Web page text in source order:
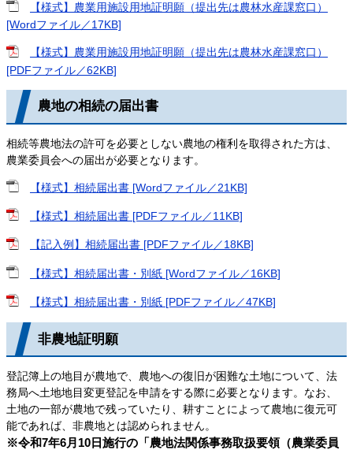
【様式】農業用施設用地証明願（提出先は農林水産課窓口）
[Wordファイル／17KB]
【様式】農業用施設用地証明願（提出先は農林水産課窓口）
[PDFファイル／62KB]
農地の相続の届出書
相続等農地法の許可を必要としない農地の権利を取得された方は、
農業委員会への届出が必要となります。
【様式】相続届出書 [Wordファイル／21KB]
【様式】相続届出書 [PDFファイル／11KB]
【記入例】相続届出書 [PDFファイル／18KB]
【様式】相続届出書・別紙 [Wordファイル／16KB]
【様式】相続届出書・別紙 [PDFファイル／47KB]
非農地証明願
登記簿上の地目が農地で、農地への復旧が困難な土地について、法
務局へ土地地目変更登記を申請をする際に必要となります。なお、
土地の一部が農地で残っていたり、耕すことによって農地に復元可
能であれば、非農地とは認められません。
※令和7年6月10日施行の「農地法関係事務取扱要領（農業委員